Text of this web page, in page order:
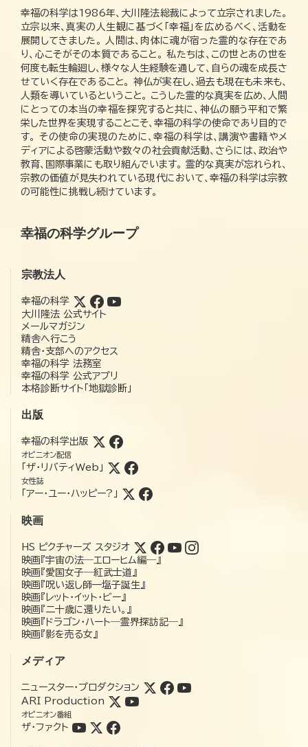
幸福の科学は1986年、大川隆法総裁によって立宗されました。
立宗以来、真実の人生観に基づく「幸福」を広めるべく、活動を
展開してきました。 人間は、肉体に魂が宿った霊的な存在であ
り、心こそがその本質であること。 私たちは、この世とあの世を
何度も転生輪廻し、様々な人生経験を通して、自らの魂を成長さ
せていく存在であること。 神仏が実在し、過去も現在も未来も、
人類を導いているということ。 こうした霊的な真実を広め、人間
にとっての本当の幸福を探究すると共に、神仏の願う平和で繁
栄した世界を実現することこそ、幸福の科学の使命であり目的で
す。 その使命の実現のために、幸福の科学は、講演や書籍やメ
ディアによる啓蒙活動や数々の社会貢献活動、さらには、政治や
教育、国際事業にも取り組んでいます。 霊的な真実が忘れられ、
宗教の価値が見失われている現代において、幸福の科学は宗教
の可能性に挑戦し続けています。
幸福の科学グループ
宗教法人
幸福の科学
大川隆法 公式サイト
メールマガジン
精舎へ行こう
精舎・支部へのアクセス
幸福の科学 法務室
幸福の科学 公式アプリ
本格診断サイト「地獄診断」
出版
幸福の科学出版
オピニオン配信
「ザ・リバティWeb」
女性誌
「アー・ユー・ハッピー?」
映画
HS ピクチャーズ スタジオ
映画『宇宙の法―エローヒム編―』
映画『愛国女子―紅武士道』
映画『呪い返し師—塩子誕生』
映画『レット・イット・ビー』
映画『二十歳に還りたい。』
映画『ドラゴン・ハート―霊界探訪記―』
映画『影を売る女』
メディア
ニュースター・プロダクション
ARI Production
オピニオン番組
ザ・ファクト